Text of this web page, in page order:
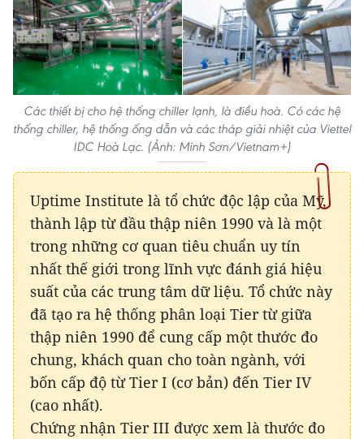
Các thiết bị cho hệ thống chiller lạnh, là điều hoà. Có các hệ
thống chiller, hệ thống ống dẫn và các tháp giải nhiệt của Viettel
IDC Hoà Lạc. (Ảnh: Minh Sơn/Vietnam+)
Uptime Institute là tổ chức độc lập của Mỹ,
thành lập từ đầu thập niên 1990 và là một
trong những cơ quan tiêu chuẩn uy tín
nhất thế giới trong lĩnh vực đánh giá hiệu
suất của các trung tâm dữ liệu. Tổ chức này
đã tạo ra hệ thống phân loại Tier từ giữa
thập niên 1990 để cung cấp một thước đo
chung, khách quan cho toàn ngành, với
bốn cấp độ từ Tier I (cơ bản) đến Tier IV
(cao nhất).
Chứng nhận Tier III được xem là thước đo